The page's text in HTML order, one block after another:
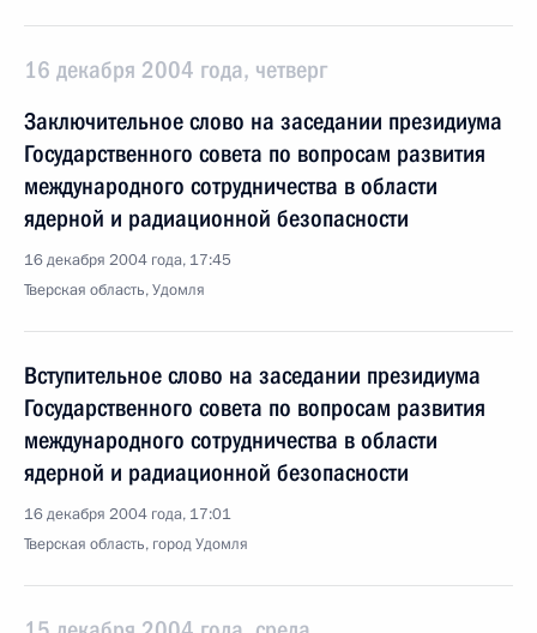
16 декабря 2004 года, четверг
Заключительное слово на заседании президиума
Государственного совета по вопросам развития
международного сотрудничества в области
ядерной и радиационной безопасности
16 декабря 2004 года, 17:45
Тверская область, Удомля
Вступительное слово на заседании президиума
Государственного совета по вопросам развития
международного сотрудничества в области
ядерной и радиационной безопасности
16 декабря 2004 года, 17:01
Тверская область, город Удомля